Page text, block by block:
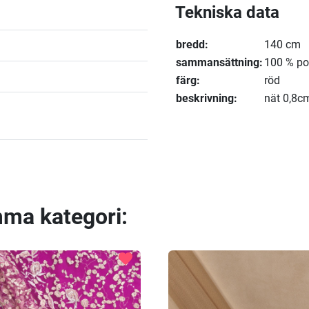
Tekniska data
bredd:
140 cm
sammansättning: 100 %
färg:
röd
beskrivning:
nät
kategori:
favorite